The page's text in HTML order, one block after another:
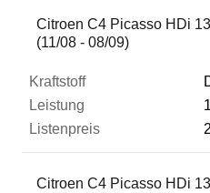
Citroen C4 Picasso HDi
(11/08 - 08/09)
Citroen C4 Picasso HDi